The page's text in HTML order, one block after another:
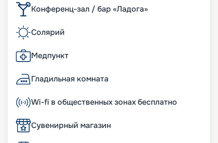
Конференц-зал / бар «Ладога»
Солярий
Медпункт
Гладильная комната
Wi-fi в общественных зонах бесплатно
Сувенирный магазин